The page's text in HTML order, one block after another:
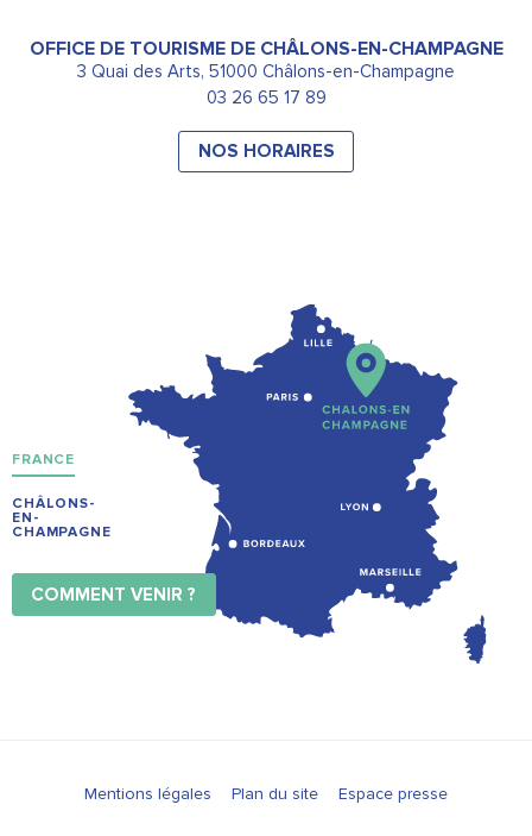
OFFICE DE TOURISME DE CHÂLONS-EN-CHAMPAGNE
3 Quai des Arts, 51000 Châlons-en-Champagne
03 26 65 17 89
NOS HORAIRES
FRANCE
CHÂLONS-
EN-
CHAMPAGNE
COMMENT VENIR ?
Mentions légales Plan du site Espace presse